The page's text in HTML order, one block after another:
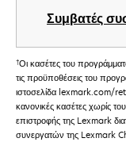
Συμβατές
†Οι κασέτες του
τις προϋποθέσεις του
ιστοσελίδα lexmark.com/
κανονικές κασέτες χωρίς
επιστροφής της Lexmark
συνεργατών της Lexmark